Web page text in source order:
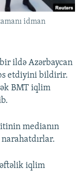
idman
ildə Azərbaycan
etdiyini bildirir.
BMT iqlim
medianın
iqlim